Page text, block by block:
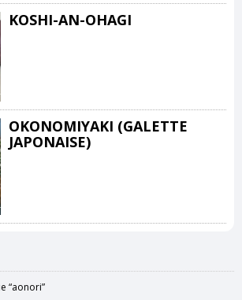
KOSHI-AN-OHAGI
OKONOMIYAKI (GALETTE
JAPONAISE)
“aonori”